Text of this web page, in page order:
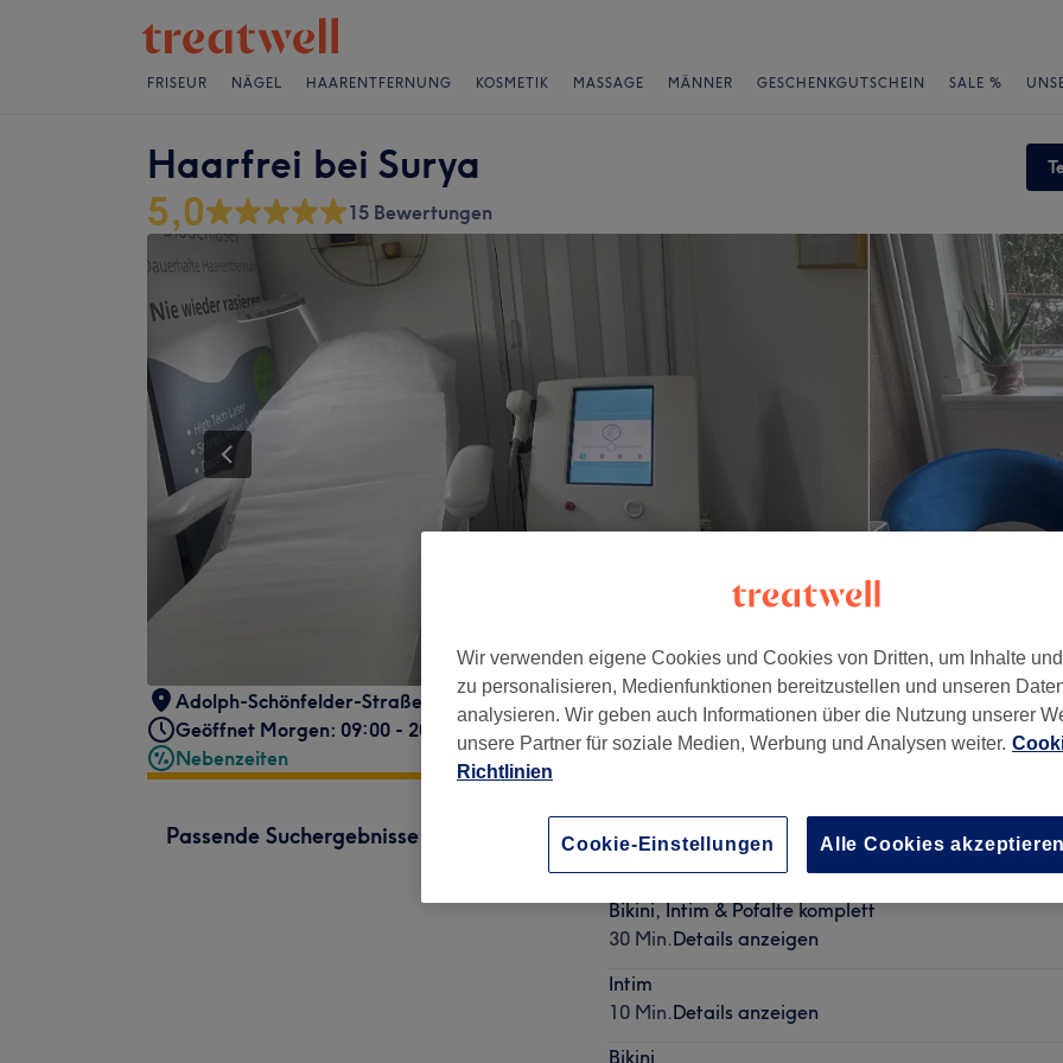
FRISEUR NÄGEL HAARENTFERNUNG KOSMETIK MASSAGE MÄNNER GESCHENKGUTSCHEIN SALE %
Haarfrei bei Surya
5,0 15 Bewertungen
Adolph-Schönfelder-Straße 66 Barmbek-Süd, Hamburg, 22083
Geöffnet Morgen: 09:00 - 20:00
Nebenzeiten
Passende Suchergebnisse
Ganzkörper Beratung (wird mit Folgetermin
Bikini, Intim & Pofalte komplett
30 Min.Details anzeigen
Intim
10 Min.Details anzeigen
Bikini
Wir verwenden eigene Cookies und Cookies von Dritten, um Inhalte
zu personalisieren, Medienfunktionen bereitzustellen und unseren
analysieren. Wir geben auch Informationen über die Nutzung unserer
unsere Partner für soziale Medien, Werbung und Analysen weiter.
Richtlinien
Cookie-Einstellungen Alle Cookies akzeptieren